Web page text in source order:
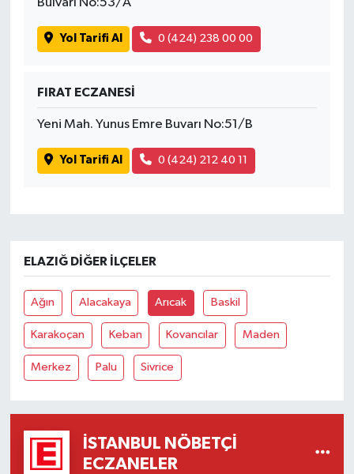
Bulvarı No:53/A
Yol Tarifi Al 0 (424) 238 00 00
FIRAT ECZANESİ
Yeni Mah. Yunus Emre Buvarı No:51/B
Yol Tarifi Al 0 (424) 212 40 11
ELAZIĞ DIĞER İLÇELER
Ağın Alacakaya Arıcak Baskil
Karakoçan Keban Kovancılar Maden
Merkez Palu Sivrice
İSTANBUL NÖBETÇI
ECZANELER